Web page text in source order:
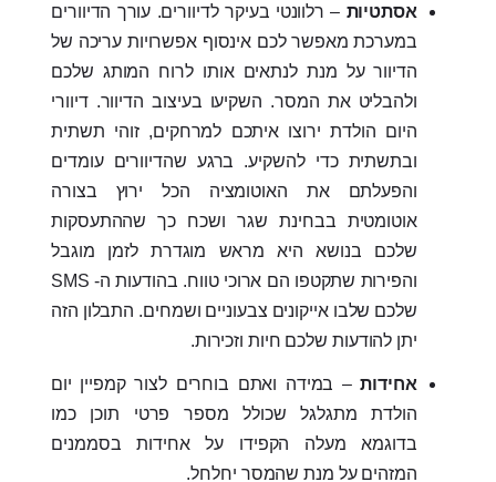
אסתטיות – רלוונטי בעיקר לדיוורים. עורך הדיוורים
במערכת מאפשר לכם אינסוף אפשרויות עריכה של
הדיוור על מנת לנתאים אותו לרוח המותג שלכם
ולהבליט את המסר. השקיעו בעיצוב הדיוור. דיוורי
היום הולדת ירוצו איתכם למרחקים, זוהי תשתית
ובתשתית כדי להשקיע. ברגע שהדיוורים עומדים
והפעלתם את האוטומציה הכל ירוץ בצורה
אוטומטית בבחינת שגר ושכח כך שההתעסקות
שלכם בנושא היא מראש מוגדרת לזמן מוגבל
והפירות שתקטפו הם ארוכי טווח. בהודעות ה- SMS
שלכם שלבו אייקונים צבעוניים ושמחים. התבלון הזה
יתן להודעות שלכם חיות וזכירות.
אחידות– במידה ואתם בוחרים לצור קמפיין יום
הולדת מתגלגל שכולל מספר פרטי תוכן כמו
בדוגמא מעלה הקפידו על אחידות בסממנים
המזהים על מנת שהמסר יחלחל.